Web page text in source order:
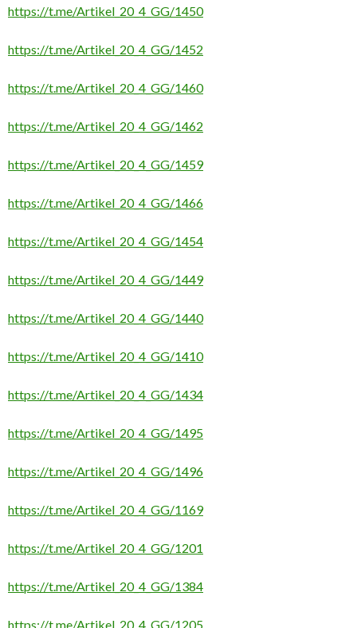
https://t.me/Artikel_20_4_GG/1450
https://t.me/Artikel_20_4_GG/1452
https://t.me/Artikel_20_4_GG/1460
https://t.me/Artikel_20_4_GG/1462
https://t.me/Artikel_20_4_GG/1459
https://t.me/Artikel_20_4_GG/1466
https://t.me/Artikel_20_4_GG/1454
https://t.me/Artikel_20_4_GG/1449
https://t.me/Artikel_20_4_GG/1440
https://t.me/Artikel_20_4_GG/1410
https://t.me/Artikel_20_4_GG/1434
https://t.me/Artikel_20_4_GG/1495
https://t.me/Artikel_20_4_GG/1496
https://t.me/Artikel_20_4_GG/1169
https://t.me/Artikel_20_4_GG/1201
https://t.me/Artikel_20_4_GG/1384
https://t.me/Artikel_20_4_GG/1205